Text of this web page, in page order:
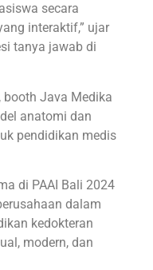
secara
interaktif,” ujar
tanya jawab di
Java Medika
anatomi dan
pendidikan medis
di PAAI Bali 2024
dalam
kedokteran
modern, dan